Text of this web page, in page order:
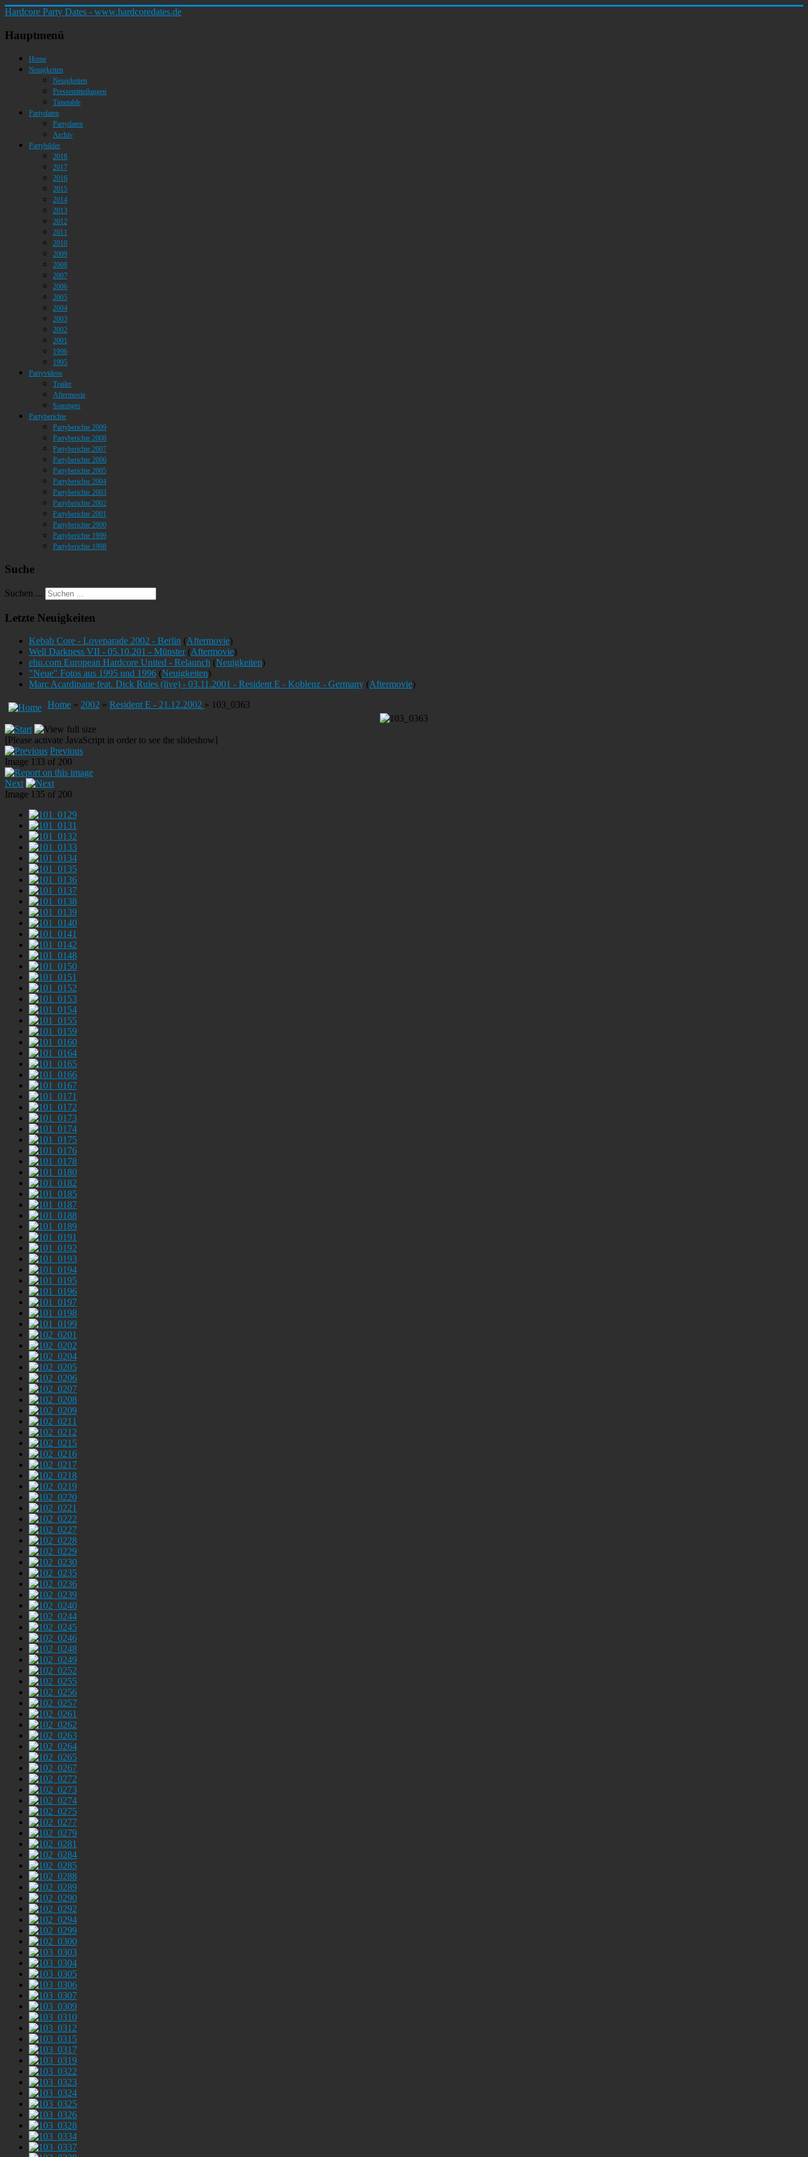
Hardcore Party Dates - www.hardcoredates.de
Hauptmenü
Home
Neuigkeiten
Neuigkeiten
Pressemitteilungen
Timetable
Partydaten
Partydaten
Archiv
Partybilder
2018
2017
2016
2015
2014
2013
2012
2011
2010
2009
2008
2007
2006
2005
2004
2003
2002
2001
1996
1995
Partyvideos
Trailer
Aftermovie
Sonstiges
Partyberichte
Partyberichte 2009
Partyberichte 2008
Partyberichte 2007
Partyberichte 2006
Partyberichte 2005
Partyberichte 2004
Partyberichte 2003
Partyberichte 2002
Partyberichte 2001
Partyberichte 2000
Partyberichte 1999
Partyberichte 1998
Suche
Suchen ...
Letzte Neuigkeiten
Kebab Core - Loveparade 2002 - Berlin (Aftermovie)
Well Darkness VII - 05.10.201 - Münster (Aftermovie)
ehu.com European Hardcore United - Relaunch (Neuigkeiten)
"Neue" Fotos aus 1995 und 1996 (Neuigkeiten)
Marc Acardipane feat. Dick Rules (live) - 03.11.2001 - Resident E - Koblenz - Germany (Aftermovie)
Home » 2002 » Resident E - 21.12.2002 » 103_0363
[Please activate JavaScript in order to see the slideshow]
Previous
Image 133 of 200
Next
Image 135 of 200